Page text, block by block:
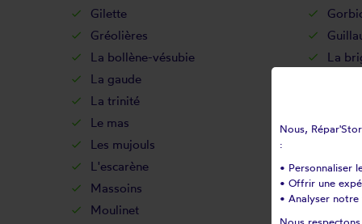
Gilette
Gréolières
La bollène-vésubie
La
La gaude
La trinité
Le mas
Le
Les mujouls
L'escarène
Massoins
Moulinet
Nous,
:
• Personnaliser
• Offrir une
• Analyser notre